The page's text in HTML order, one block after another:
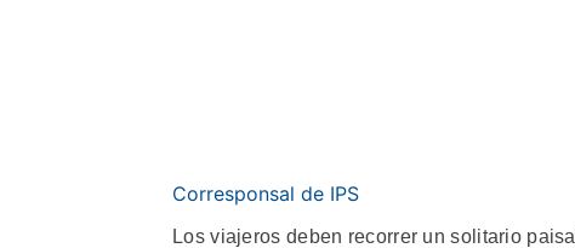
Corresponsal de IPS
Los viajeros deben recorrer un solitario